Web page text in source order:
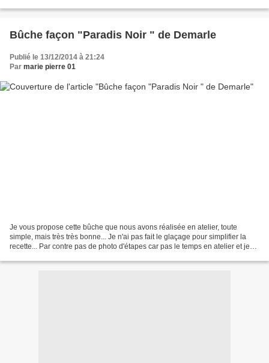
Bûche façon "Paradis Noir " de Demarle
Publié le 13/12/2014 à 21:24
Par marie pierre 01
Je vous propose cette bûche que nous avons réalisée en atelier, toute
simple, mais très très bonne... Je n'ai pas fait le glaçage pour simplifier la
recette... Par contre pas de photo d'étapes car pas le temps en atelier et je